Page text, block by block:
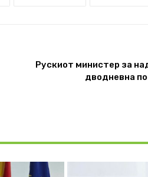
Рускиот министер за
дводневна